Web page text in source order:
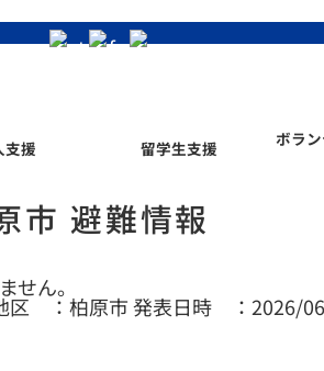
支援 留学生支援
ボラ
市 避難情報
せん。
：柏原市 発表日時 ：2026/